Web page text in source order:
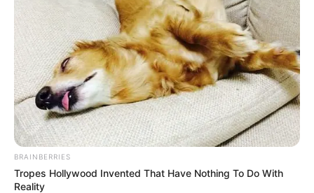
BRAINBERRIES
Tropes Hollywood Invented That Have Nothing To Do With
Reality